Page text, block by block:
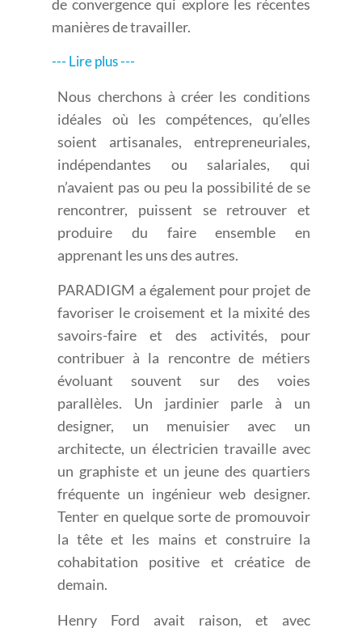
de convergence qui explore les récentes
manières de travailler.
--- Lire plus ---
Nous cherchons à créer les conditions
idéales où les compétences, qu’elles
soient artisanales, entrepreneuriales,
indépendantes ou salariales, qui
n’avaient pas ou peu la possibilité de se
rencontrer, puissent se retrouver et
produire du faire ensemble en
apprenant les uns des autres.
PARADIGM a également pour projet de
favoriser le croisement et la mixité des
savoirs-faire et des activités, pour
contribuer à la rencontre de métiers
évoluant souvent sur des voies
parallèles. Un jardinier parle à un
designer, un menuisier avec un
architecte, un électricien travaille avec
un graphiste et un jeune des quartiers
fréquente un ingénieur web designer.
Tenter en quelque sorte de promouvoir
la tête et les mains et construire la
cohabitation positive et créatice de
demain.
Henry Ford avait raison, et avec